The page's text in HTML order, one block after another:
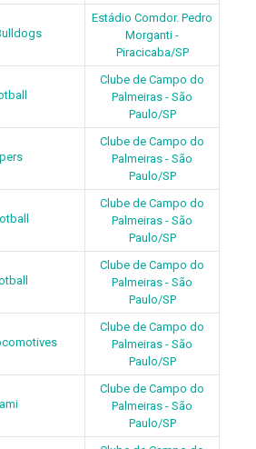
Estádio Comdor. Pedro
Morganti -
Piracicaba/SP
Clube de Campo do
Palmeiras - São
Paulo/SP
Clube de Campo do
Palmeiras - São
Paulo/SP
Clube de Campo do
Palmeiras - São
Paulo/SP
Clube de Campo do
Palmeiras - São
Paulo/SP
Clube de Campo do
Palmeiras - São
Paulo/SP
Clube de Campo do
Palmeiras - São
Paulo/SP